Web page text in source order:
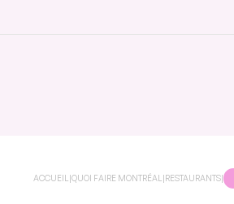
ACCUEIL |QUOI FAIRE MONTRÉAL |RESTAURANTS|